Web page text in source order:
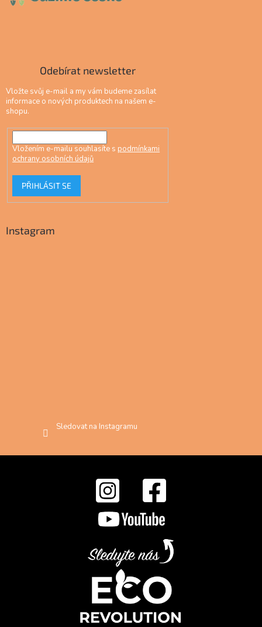
Odebírat newsletter
Vložte svůj e-mail a my vám budeme zasílat
informace o nových produktech na našem e-
shopu.
Vložením e-mailu souhlasíte s podmínkami
ochrany osobních údajů
PŘIHLÁSIT SE
Instagram
Sledovat na Instagramu